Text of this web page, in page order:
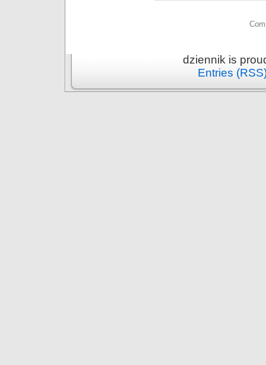
dziennik is
Entries